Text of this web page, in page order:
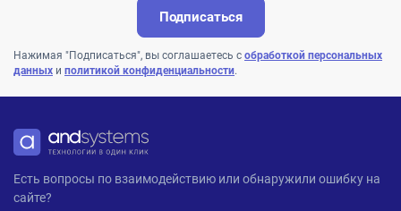
Подписаться
Нажимая "Подписаться", вы соглашаетесь с обработкой персональных
данных и политикой конфиденциальности.
ANDPRO
Есть вопросы по взаимодействию или обнаружили ошибку на
сайте?